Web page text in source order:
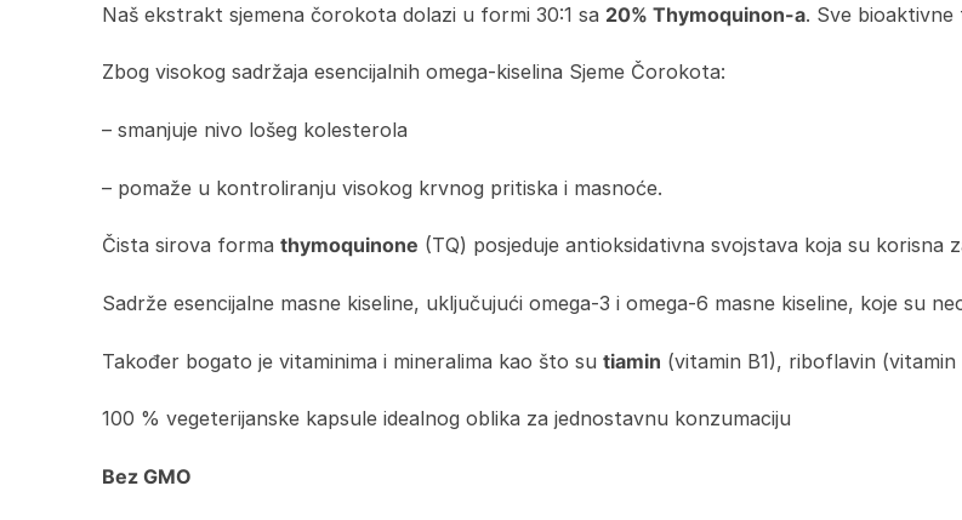
Naš ekstrakt sjemena čorokota dolazi u formi 30:1 sa 20% Thymoquinon-a. Sve
Zbog visokog sadržaja esencijalnih omega-kiselina Sjeme Čorokota:
– smanjuje nivo lošeg kolesterola
– pomaže u kontroliranju visokog krvnog pritiska i masnoće.
Čista sirova forma thymoquinone (TQ) posjeduje antioksidativna svojstava koja su korisna
Sadrže esencijalne masne kiseline, uključujući omega-3 i omega-6 masne kiseline, koje su
Također bogato je vitaminima i mineralima kao što su tiamin (vitamin B1), riboflavin
100 % vegeterijanske kapsule idealnog oblika za jednostavnu konzumaciju
Bez GMO